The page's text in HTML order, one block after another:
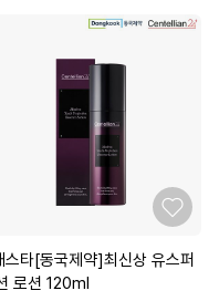
스타[동국제약]최신상 유스퍼
로션 120ml